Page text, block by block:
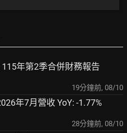
115年第2季合併財務報告
19分鐘前, 08/10
年7月營收 YoY: -1.77%
28分鐘前, 08/10